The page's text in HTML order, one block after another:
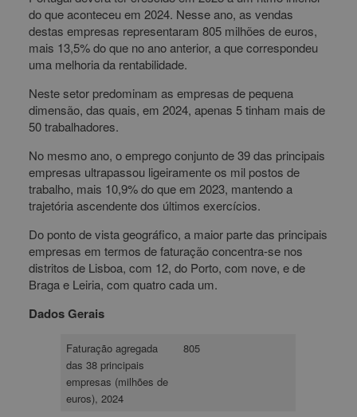
do que aconteceu em 2024. Nesse ano, as vendas
destas empresas representaram 805 milhões de euros,
mais 13,5% do que no ano anterior, a que correspondeu
uma melhoria da rentabilidade.
Neste setor predominam as empresas de pequena
dimensão, das quais, em 2024, apenas 5 tinham mais de
50 trabalhadores.
No mesmo ano, o emprego conjunto de 39 das principais
empresas ultrapassou ligeiramente os mil postos de
trabalho, mais 10,9% do que em 2023, mantendo a
trajetória ascendente dos últimos exercícios.
Do ponto de vista geográfico, a maior parte das principais
empresas em termos de faturação concentra-se nos
distritos de Lisboa, com 12, do Porto, com nove, e de
Braga e Leiria, com quatro cada um.
Dados Gerais
Faturação agregada
das 38 principais
empresas (milhões de
euros), 2024
805